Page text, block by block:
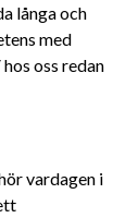
långa och
med
oss redan
vardagen i